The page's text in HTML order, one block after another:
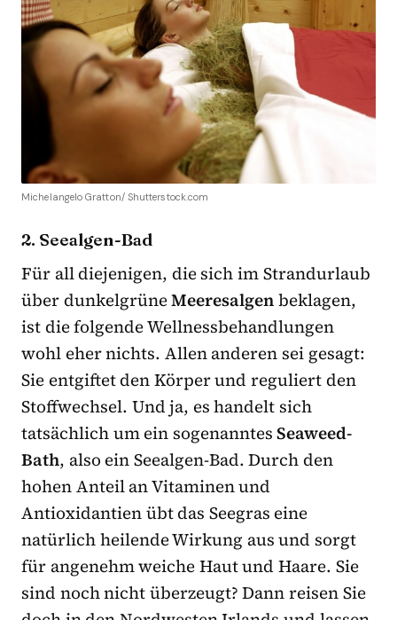
Michelangelo Gratton/ Shutterstock.com
2. Seealgen-Bad
Für all diejenigen, die sich im Strandurlaub
über dunkelgrüneMeeresalgenbeklagen,
ist die folgende Wellnessbehandlungen
wohl eher nichts. Allen anderen sei gesagt:
Sie entgiftet den Körper und reguliert den
Stoffwechsel. Und ja, es handelt sich
tatsächlich um ein sogenanntesSeaweed-
Bath, also ein Seealgen-Bad. Durch den
hohen Anteil an Vitaminen und
Antioxidantien übt das Seegras eine
natürlich heilende Wirkung aus und sorgt
für angenehm weiche Haut und Haare. Sie
sind noch nicht überzeugt? Dann reisen Sie